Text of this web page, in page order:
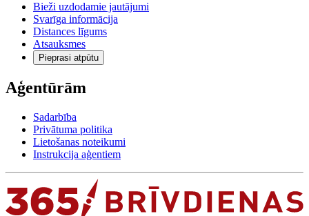
Bieži uzdodamie jautājumi
Svarīga informācija
Distances līgums
Atsauksmes
Pieprasi atpūtu
Aģentūrām
Sadarbība
Privātuma politika
Lietošanas noteikumi
Instrukcija aģentiem